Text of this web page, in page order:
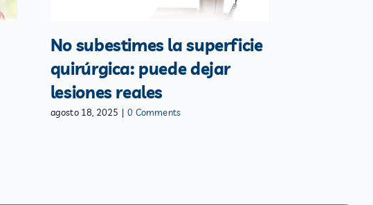
No subestimes la superficie
quirúrgica: puede dejar
lesiones reales
agosto 18, 2025 | 0 Comments